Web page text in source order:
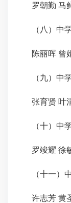
罗朝勤 马鲜
（八）中学
陈丽晖 曾婧
（九）中学
张育贤 叶清
（十）中学
罗竣耀 徐敏
（十一）中
许志芳 黄